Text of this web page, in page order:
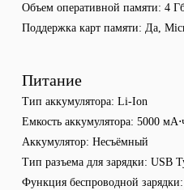
Объем оперативной памяти 4
Поддержка карт памяти Да,
Питание
Тип аккумулятора Li-Ion
Емкость аккумулятора 5000
Аккумулятор Несъёмный
Тип разъема для зарядки USB
Функция беспроводной зарядки